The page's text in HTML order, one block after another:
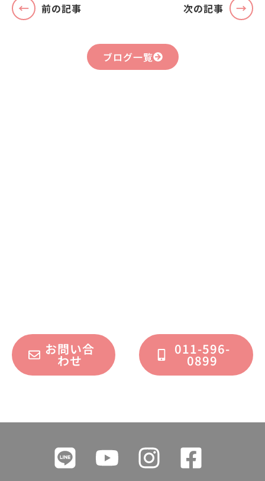
前の記事 次の記事
ブログ一覧
お問い合
わせ
011-596-
0899